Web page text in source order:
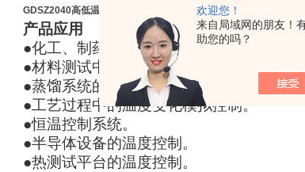
欢迎您！
来自局域网的朋友！
助您的吗？
GDSZ2040高低温循环装置
产品应用
●化工、制药和生物领域中双层及三层反应
●材料测试中的温度控制。
●蒸馏系统的温度控制。
●工艺过程中的温度变化模拟控制。
●恒温控制系统。
●半导体设备的温度控制。
●热测试平台的温度控制。